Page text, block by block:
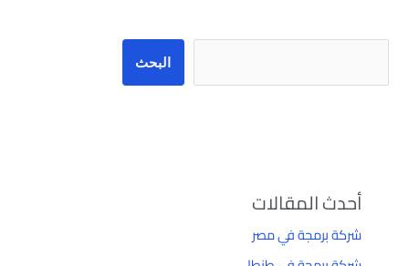
البحث
أحدث المقالات
شركة برمجة في مصر